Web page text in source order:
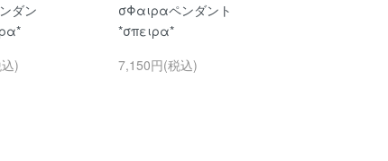
ダン
)
σΦαιραペンダント
*σπειρα*
7,150円(税込)